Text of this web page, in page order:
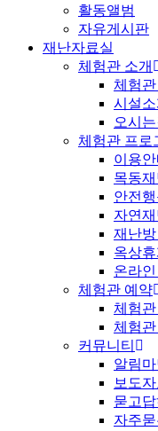
활동앨범
자유게시판
재난자료실
체험관 소개
체험관
시설소
오시는
체험관 프로
이용안
목동
안전
자연
재난
옥상
온라
체험관 예약
체험
체험
커뮤니티
알림
보도
묻고답
자주